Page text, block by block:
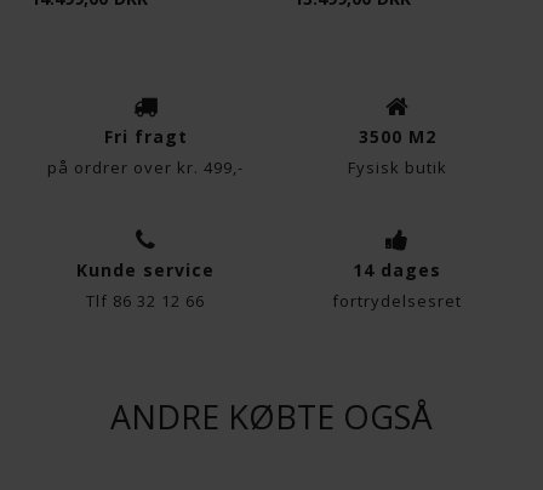
Fri fragt
på ordrer over kr. 499,-
3500 M2
Fysisk butik
Kunde service
Tlf 86 32 12 66
14 dages
fortrydelsesret
ANDRE KØBTE OGSÅ